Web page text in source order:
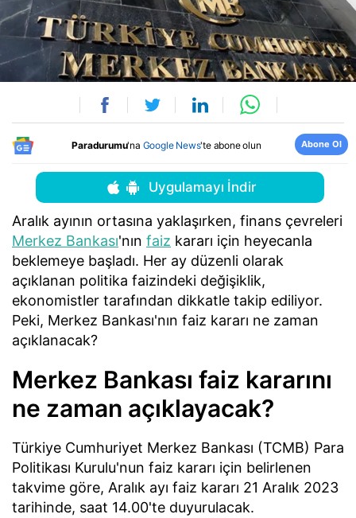
Paradurumu'na Google News'te abone olun Abone Ol
Uygulamayı İndir
Aralık ayının ortasına yaklaşırken, finans çevreleri
Merkez Bankası'nın faiz kararı için heyecanla
beklemeye başladı. Her ay düzenli olarak
açıklanan politika faizindeki değişiklik,
ekonomistler tarafından dikkatle takip ediliyor.
Peki, Merkez Bankası'nın faiz kararı ne zaman
açıklanacak?
Merkez Bankası faiz kararını
ne zaman açıklayacak?
Türkiye Cumhuriyet Merkez Bankası (TCMB) Para
Politikası Kurulu'nun faiz kararı için belirlenen
takvime göre, Aralık ayı faiz kararı 21 Aralık 2023
tarihinde, saat 14.00'te duyurulacak.